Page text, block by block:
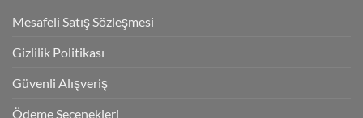
Mesafeli Satış Sözleşmesi
Gizlilik Politikası
Güvenli Alışveriş
Ödeme Seçenekleri